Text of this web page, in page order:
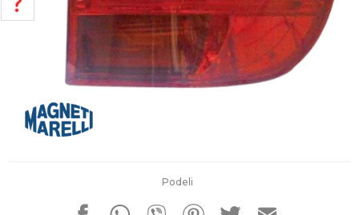
Podeli
POMOĆ PRI KUPOVINI
Za više informacija, pomoć i
porudžbine
011 4427900
Radno vreme
Pišite nam